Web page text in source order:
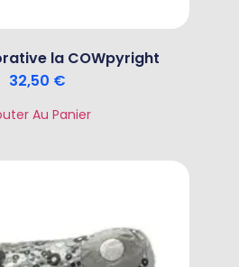
la COWpyright
32,50 €
Au Panier